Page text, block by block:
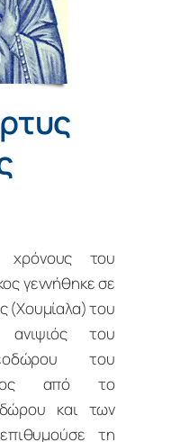
του
γεννήθηκε σε
(Χουμίαλα) του
του
του
από το
και των
τη